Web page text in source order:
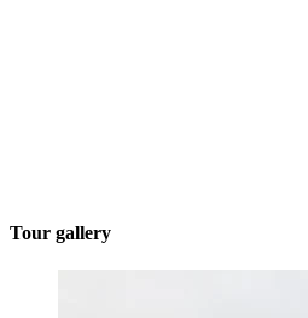
Tour gallery